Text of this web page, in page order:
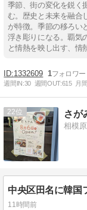
季節、街の変化を鋭く
む。歴史と未来を融合
が特徴。季節の移ろい
浮き彫りになる。覇気
と情熱を映し出す、情
1332609 1
週間IN:30 週間OUT:615 月
22 さが
相模
11時間前